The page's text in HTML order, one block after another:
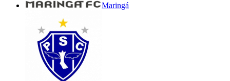
Maringá